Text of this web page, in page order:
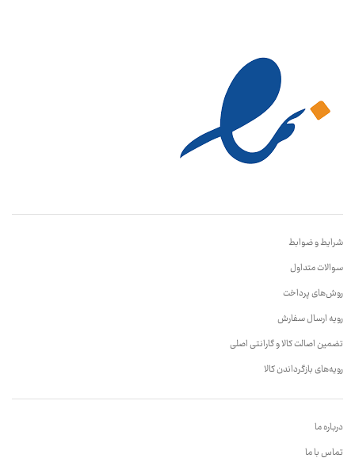
شرایط و ضوابط
سوالات متداول
روش‌های پرداخت
رویه ارسال سفارش
تضمین اصالت کالا و گارانتی اصلی
رویه‌های بازگرداندن کالا
درباره ما
تماس با ما